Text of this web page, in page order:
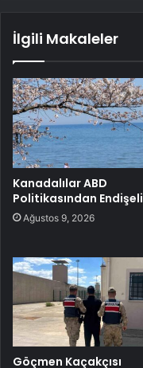
İlgili Makaleler
Kanadalılar ABD
Politikasından Endişeli
Ağustos 9, 2026
Göçmen Kaçakçısı